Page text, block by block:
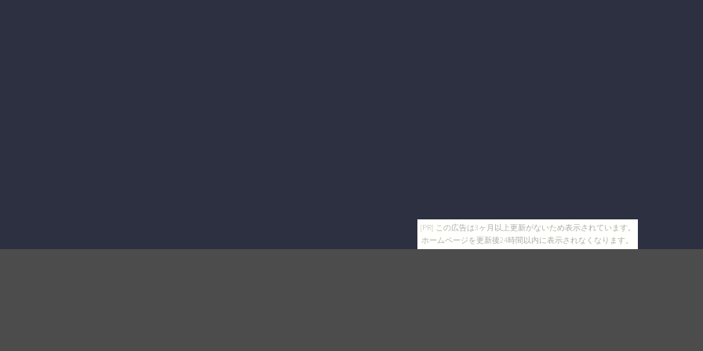
[PR] この広告は3ヶ月以上更新がないため表示されています。
ホームページを更新後24時間以内に表示されなくなります。